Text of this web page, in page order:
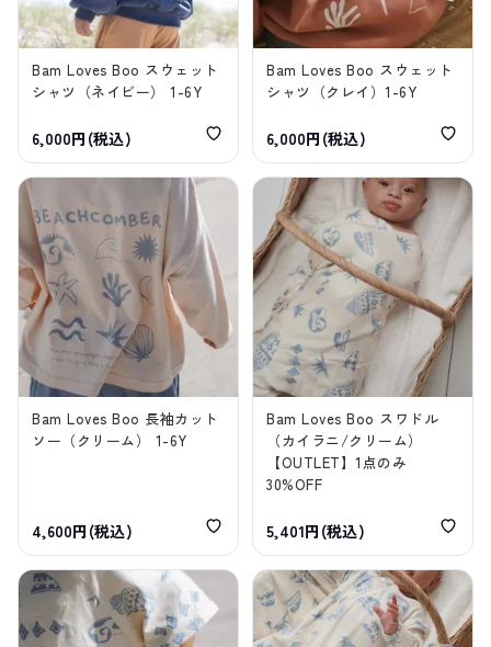
Bam Loves Boo スウェット
シャツ（ネイビー） 1-6Y
6,000円(税込)
Bam Loves Boo スウェット
シャツ（クレイ）1-6Y
6,000円(税込)
Bam Loves Boo 長袖カット
ソー（クリーム） 1-6Y
4,600円(税込)
Bam Loves Boo スワドル
（カイラニ/クリーム）
【OUTLET】1点のみ
30%OFF
5,401円(税込)